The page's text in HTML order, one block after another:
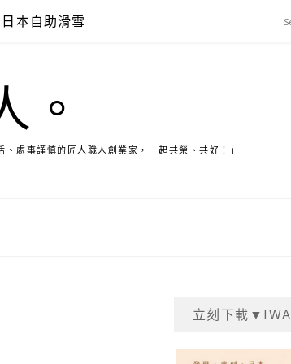
日本自助滑雪
。
處事謹慎的匠人職人創業家，一起共榮、共好！」
立刻下載